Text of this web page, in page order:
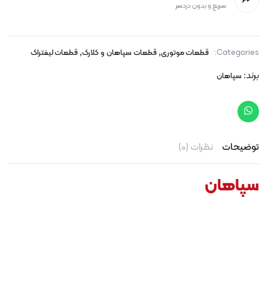
سریع و بدون دردسر
Categories: قطعات موتوری,قطعات سپاهان و کلارک, قطعات لیفتراک
برند: سپاهان
توضیحات نظرات (0)
سپاهان